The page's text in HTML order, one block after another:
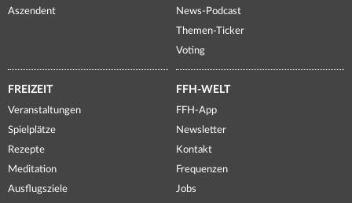
Aszendent
News-Podcast
Themen-Ticker
Voting
FREIZEIT
Veranstaltungen
Spielplätze
Rezepte
Meditation
Ausflugsziele
FFH-WELT
FFH-App
Newsletter
Kontakt
Frequenzen
Jobs